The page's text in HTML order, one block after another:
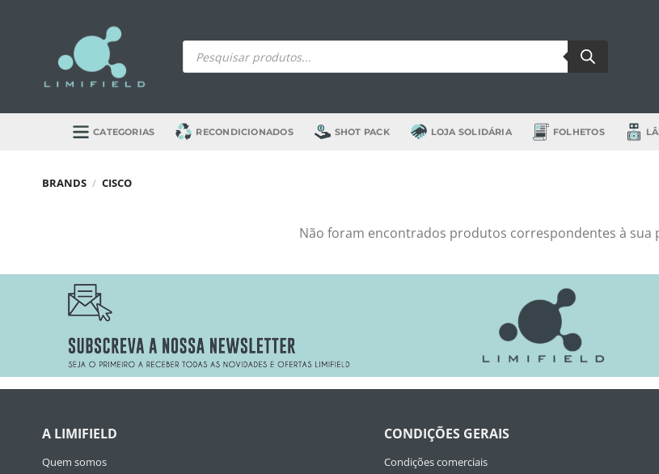
Products
search
CATEGORIAS RECONDICIONADOS SHOT PACK LOJA SOLIDÁRIA FOLHETOS
BRANDS / CISCO
Não foram encontrados produtos correspondentes à sua
A LIMIFIELD
Quem somos
CONDIÇÕES GERAIS
Condições comerciais